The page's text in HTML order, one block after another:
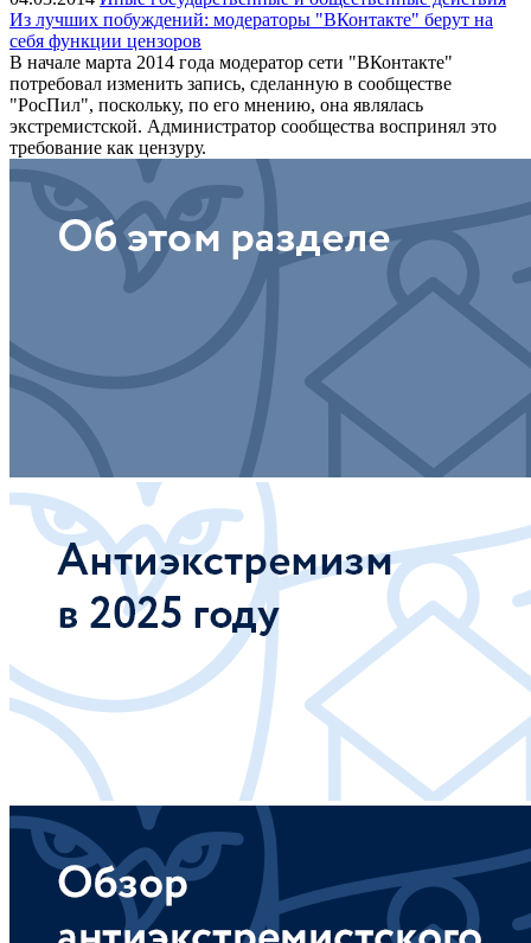
Из лучших побуждений: модераторы "ВКонтакте" берут на
себя функции цензоров
В начале марта 2014 года модератор сети "ВКонтакте"
потребовал изменить запись, сделанную в сообществе
"РосПил", поскольку, по его мнению, она являлась
экстремистской. Администратор сообщества воспринял это
требование как цензуру.